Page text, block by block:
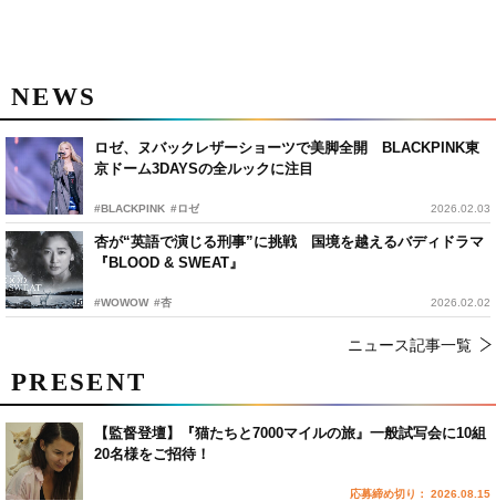
NEWS
ロゼ、ヌバックレザーショーツで美脚全開 BLACKPINK東
京ドーム3DAYSの全ルックに注目
#BLACKPINK #ロゼ 2026.02.03
杏が“英語で演じる刑事”に挑戦 国境を越えるバディドラマ
『BLOOD & SWEAT』
#WOWOW #杏 2026.02.02
ニュース記事一覧
PRESENT
【監督登壇】『猫たちと7000マイルの旅』一般試写会に10組
20名様をご招待！
応募締め切り： 2026.08.15